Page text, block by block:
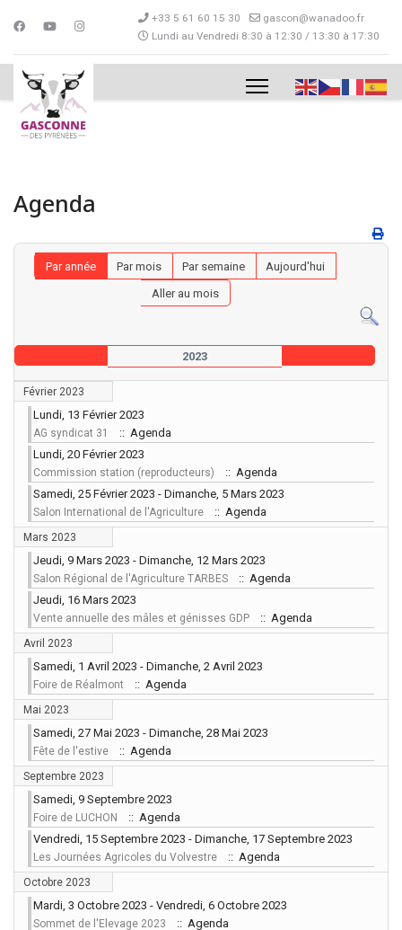
+33 5 61 60 15 30
gascon@wanadoo.fr
Lundi au Vendredi 8:30 à 12:30 / 13:30 à 17:30
Agenda
Par année Par mois Par semaine
Aujourd'hui
Aller au mois
2023
Février 2023
Lundi, 13 Février 2023
AG syndicat 31
:: Agenda
Lundi, 20 Février 2023
Commission station (reproducteurs)
:: Agenda
Samedi, 25 Février 2023 - Dimanche, 5 Mars 2023
Salon International de l'Agriculture :: Agenda
Mars 2023
Jeudi, 9 Mars 2023 - Dimanche, 12 Mars 2023
Salon Régional de l'Agriculture TARBES
:: Agenda
Jeudi, 16 Mars 2023
Vente annuelle des mâles et génisses GDP :: Agenda
Avril 2023
Samedi, 1 Avril 2023 - Dimanche, 2 Avril 2023
Foire de Réalmont :: Agenda
Mai 2023
Samedi, 27 Mai 2023 - Dimanche, 28 Mai 2023
Fête de l'estive :: Agenda
Septembre 2023
Samedi, 9 Septembre 2023
Foire de LUCHON
:: Agenda
Vendredi, 15 Septembre 2023 - Dimanche, 17 Septembre 2023
Les Journées Agricoles du Volvestre :: Agenda
Octobre 2023
Mardi, 3 Octobre 2023 - Vendredi, 6 Octobre 2023
Sommet de l'Elevage 2023 :: Agenda